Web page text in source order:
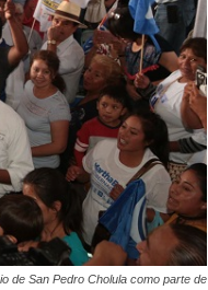
de San Pedro Cholula como parte de